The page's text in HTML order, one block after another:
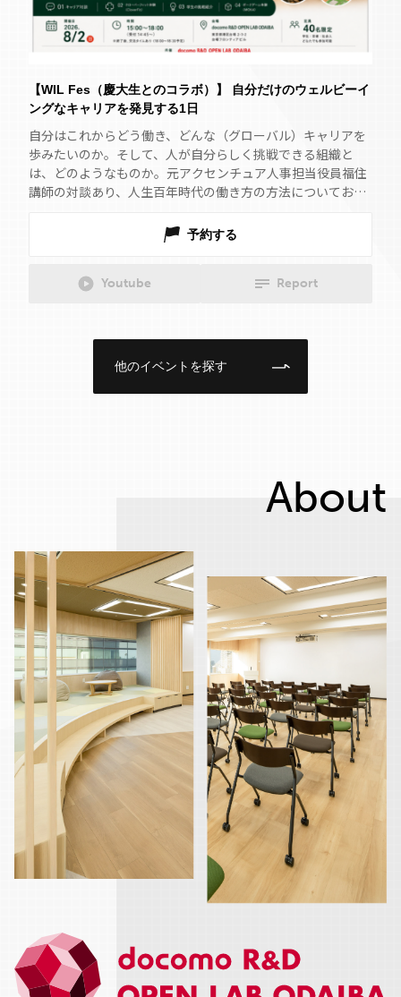
【WIL Fes（慶大生とのコラボ）】 自分だけのウェルビーイ
ングなキャリアを発見する1日
自分はこれからどう働き、どんな（グローバル）キャリアを
歩みたいのか。そして、人が自分らしく挑戦できる組織と
は、どのようなものか。元アクセンチュア人事担当役員福住
講師の対談あり、人生百年時代の働き方の方法についてお話
予約する
Youtube Report
他のイベントを探す
About